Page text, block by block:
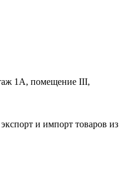
1А, помещение III,
и импорт товаров из